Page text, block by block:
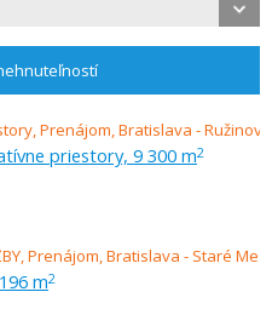
priestory, 9 300 m2
m2